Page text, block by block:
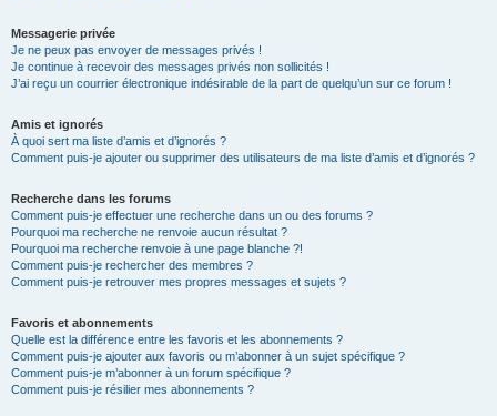
Messagerie privée
Je ne peux pas envoyer de messages privés !
Je continue à recevoir des messages privés non sollicités !
J’ai reçu un courrier électronique indésirable de la part de quelqu’un sur ce forum !
Amis et ignorés
À quoi sert ma liste d’amis et d’ignorés ?
Comment puis-je ajouter ou supprimer des utilisateurs de ma liste d’amis et d’ignorés ?
Recherche dans les forums
Comment puis-je effectuer une recherche dans un ou des forums ?
Pourquoi ma recherche ne renvoie aucun résultat ?
Pourquoi ma recherche renvoie à une page blanche ?!
Comment puis-je rechercher des membres ?
Comment puis-je retrouver mes propres messages et sujets ?
Favoris et abonnements
Quelle est la différence entre les favoris et les abonnements ?
Comment puis-je ajouter aux favoris ou m’abonner à un sujet spécifique ?
Comment puis-je m’abonner à un forum spécifique ?
Comment puis-je résilier mes abonnements ?